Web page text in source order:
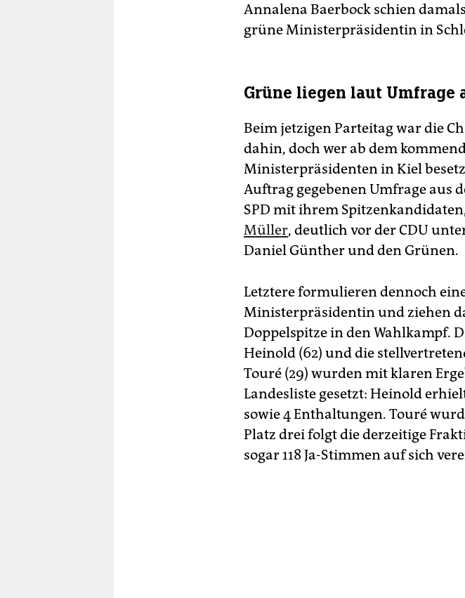
Annalena Baerbock schien
grüne Ministerpräsidentin in
Grüne liegen laut Umfrage
Beim jetzigen Parteitag war die
dahin, doch wer ab dem
Ministerpräsidenten in Kiel
Auftrag gegebenen Umfrage aus
SPD mit ihrem
Müller, deutlich vor der CDU
Daniel Günther und den Grünen.
Letztere formulieren dennoch
Ministerpräsidentin und ziehen
Doppelspitze in den Wahlkampf.
Heinold (62) und die
Touré (29) wurden mit klaren
Landesliste gesetzt: Heinold
sowie 4 Enthaltungen. Touré
Platz drei folgt die derzeitige
sogar 118 Ja-Stimmen auf sich